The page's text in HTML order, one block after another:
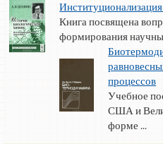
Книга посвящена
формирования
процессов
Учебное
США и
форме ...